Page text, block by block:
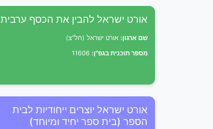
אורט ישראל להבין את הכסף ערבית
שם ארגון: אורט ישראל (חל"צ)
מספר תוכנית בגפ"ן:
אורט ישראל יוצרים ייחודיות לבית
הספר (בית ספר יחיד ומיוחד)